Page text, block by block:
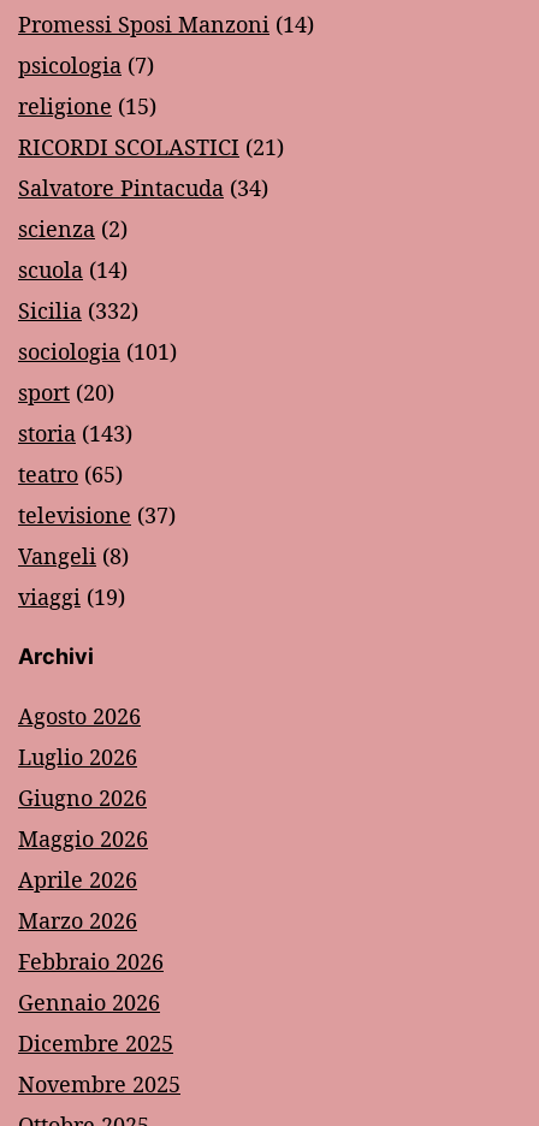
Promessi Sposi Manzoni (14)
psicologia (7)
religione (15)
RICORDI SCOLASTICI (21)
Salvatore Pintacuda (34)
scienza (2)
scuola (14)
Sicilia (332)
sociologia (101)
sport (20)
storia (143)
teatro (65)
televisione (37)
Vangeli (8)
viaggi (19)
Archivi
Agosto 2026
Luglio 2026
Giugno 2026
Maggio 2026
Aprile 2026
Marzo 2026
Febbraio 2026
Gennaio 2026
Dicembre 2025
Novembre 2025